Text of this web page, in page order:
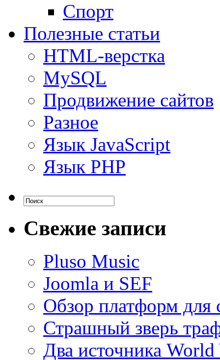
Спорт
Полезные статьи
HTML-верстка
MySQL
Продвижение сайтов
Разное
Язык JavaScript
Язык PHP
Свежие записи
Pluso Musiс
Joomla и SEF
Обзор платформ для
Страшный зверь
Два источника World